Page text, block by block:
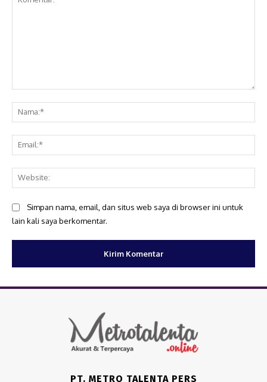
Simpan nama, email, dan situs web saya di browser ini untuk
lain kali saya berkomentar.
PT. METRO TALENTA PERS